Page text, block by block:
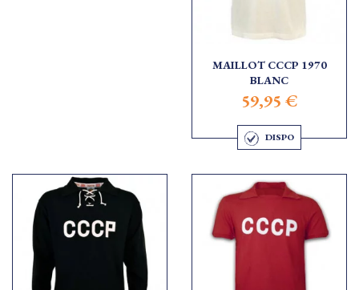
MAILLOT CCCP 1970
BLANC
59,95 €
DISPO